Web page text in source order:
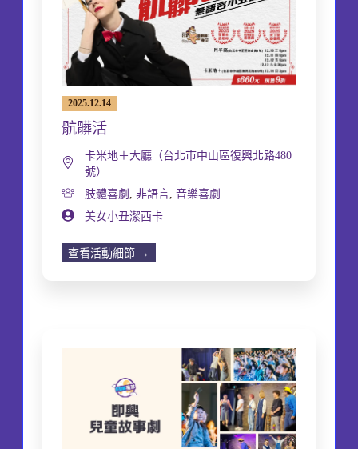
2025.12.14
骯髒活
卡米地＋大廳（台北市中山區復興北路480
號）
肢體喜劇
非語言, 音樂喜劇
美女小丑潔西卡
查看活動細節 →